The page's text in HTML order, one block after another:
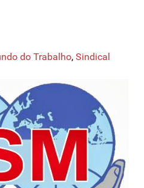
do Trabalho, Sindical